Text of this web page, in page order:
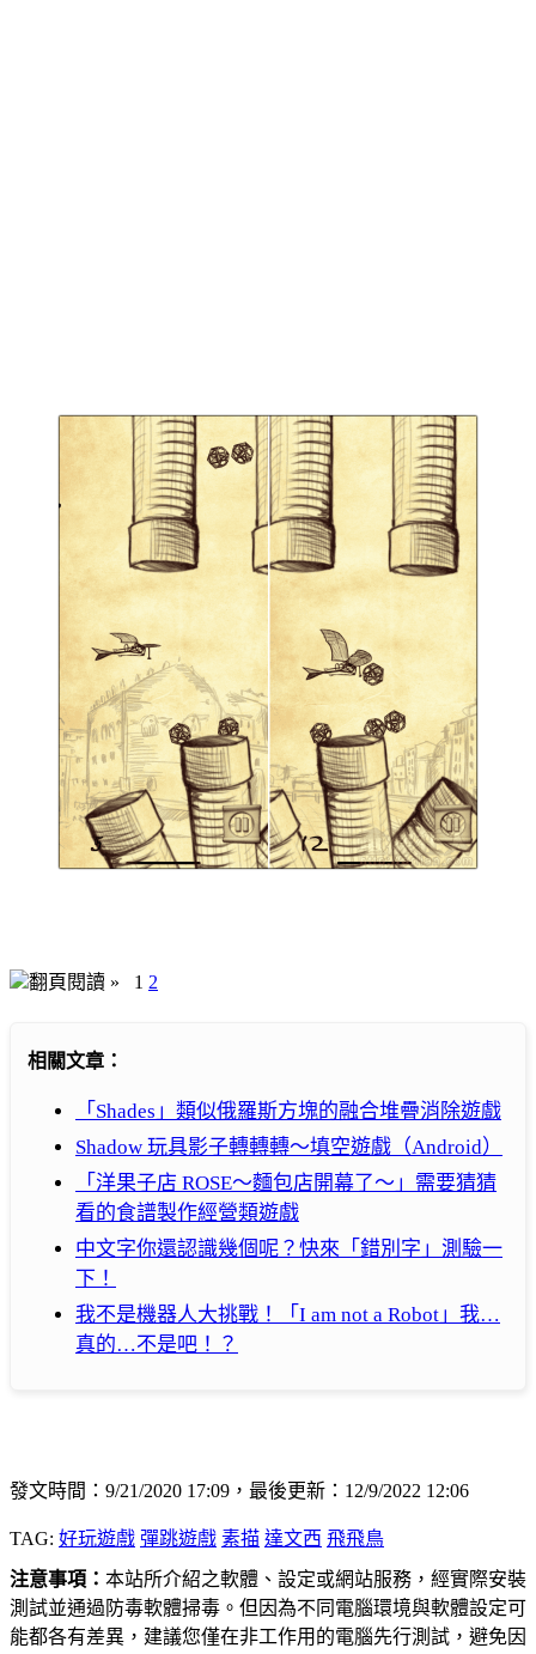
翻頁閱讀 » 1 2
相關文章：
「Shades」類似俄羅斯方塊的融合堆疊消除遊戲
Shadow 玩具影子轉轉轉～填空遊戲（Android）
「洋果子店 ROSE～麵包店開幕了～」需要猜猜
看的食譜製作經營類遊戲
中文字你還認識幾個呢？快來「錯別字」測驗一
下！
我不是機器人大挑戰！「I am not a Robot」我…
真的…不是吧！？
發文時間：9/21/2020 17:09，最後更新：12/9/2022 12:06
TAG: 好玩遊戲 彈跳遊戲 素描 達文西 飛飛鳥
注意事項： 本站所介紹之軟體、設定或網站服務，經實際安裝
測試並通過防毒軟體掃毒。但因為不同電腦環境與軟體設定可
能都各有差異，建議您僅在非工作用的電腦先行測試，避免因